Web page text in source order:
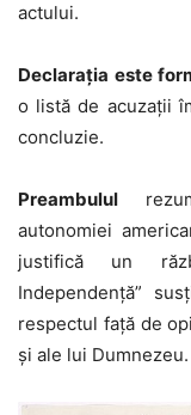
actului.
Declarația este
o listă de acuzații
concluzie.
Preambulul
autonomiei
justifică un
Independență”
respectul față de
și ale lui Dumnezeu.